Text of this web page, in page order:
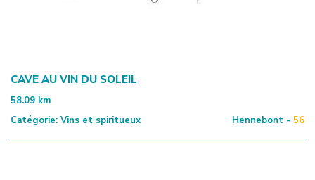
CAVE AU VIN DU SOLEIL
58.09 km
Catégorie: Vins et spiritueux Hennebont - 56